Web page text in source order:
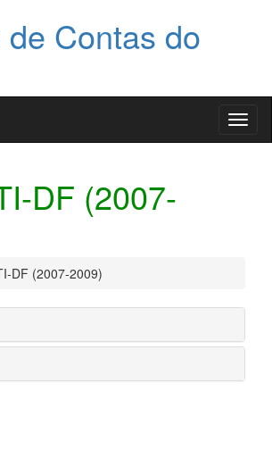
Contas do
DF (2007-
DF (2007-2009)